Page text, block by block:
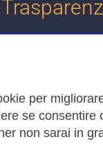
per
se consentire
non sarai in
Amministrazione
Bandi di Gara